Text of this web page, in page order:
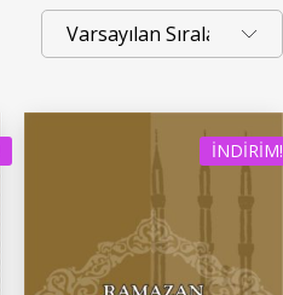
İNDIRIM!